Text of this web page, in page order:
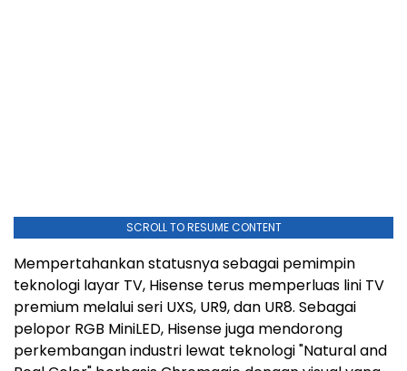
SCROLL TO RESUME CONTENT
Mempertahankan statusnya sebagai pemimpin
teknologi layar TV, Hisense terus memperluas lini TV
premium melalui seri UXS, UR9, dan UR8. Sebagai
pelopor RGB MiniLED, Hisense juga mendorong
perkembangan industri lewat teknologi "Natural and